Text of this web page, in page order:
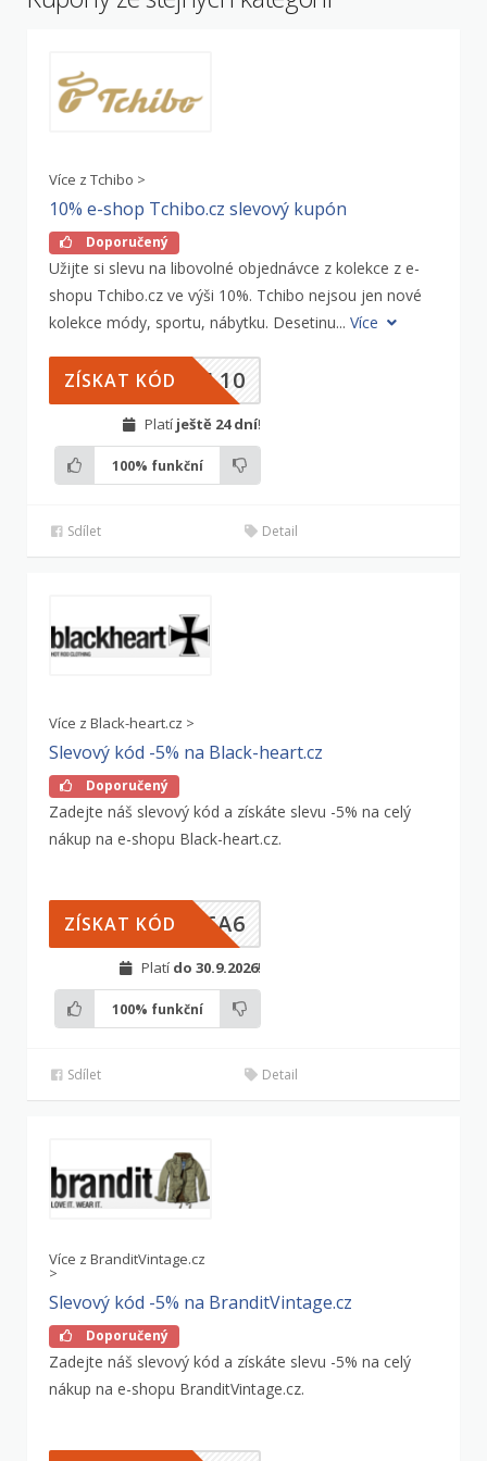
Více z Tchibo >
10% e-shop Tchibo.cz slevový kupón
Doporučený
Užijte si slevu na libovolné objednávce z kolekce z e-
shopu Tchibo.cz ve výši 10%. Tchibo nejsou jen nové
kolekce módy, sportu, nábytku. Desetinu... Více
NL10
ZÍSKAT KÓD
Platí ještě 24 dní!
100% funkční
Sdílet Detail
Více z Black-heart.cz >
Slevový kód -5% na Black-heart.cz
Doporučený
Zadejte náš slevový kód a získáte slevu -5% na celý
nákup na e-shopu Black-heart.cz.
76A6
ZÍSKAT KÓD
Platí do 30.9.2026!
100% funkční
Sdílet Detail
Více z BranditVintage.cz
>
Slevový kód -5% na BranditVintage.cz
Doporučený
Zadejte náš slevový kód a získáte slevu -5% na celý
nákup na e-shopu BranditVintage.cz.